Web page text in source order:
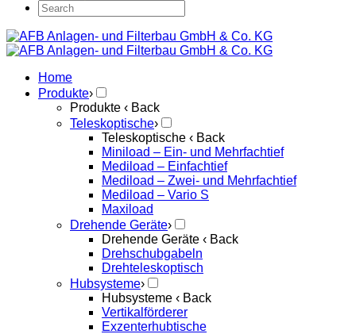
Home
Produkte›
Produkte ‹ Back
Teleskoptische›
Teleskoptische ‹ Back
Miniload – Ein- und Mehrfachtief
Mediload – Einfachtief
Mediload – Zwei- und Mehrfachtief
Mediload – Vario S
Maxiload
Drehende Geräte›
Drehende Geräte ‹ Back
Drehschubgabeln
Drehteleskoptisch
Hubsysteme›
Hubsysteme ‹ Back
Vertikalförderer
Exzenterhubtische